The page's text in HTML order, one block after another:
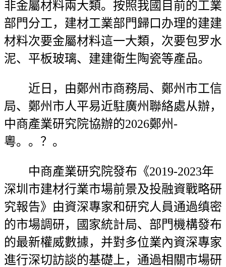
非金屬材料兩大類。按照我國目前的工業
部門分工，建材工業部門歸口办理的建建
材料次要金屬材料這一大類，次要包罗水
泥、平板玻璃、建建衛生陶瓷等產品。
近日，由鄭州市商務局、鄭州市工信
局、鄭州市人平易近駐廣州聯絡處从辦，
中商產業研究院協辦的2026鄭州-
粵。。？。
中商產業研究院發布《2019-2023年
深圳市建材行業市場前景及投融資戰略研
究報告》由資深專家和研究人員通過缜密
的市場調研，國家統計局、部門機構發布
的最新權威數據，并對多位業內資深專家
進行深切訪談的基礎上，通過相關市場研